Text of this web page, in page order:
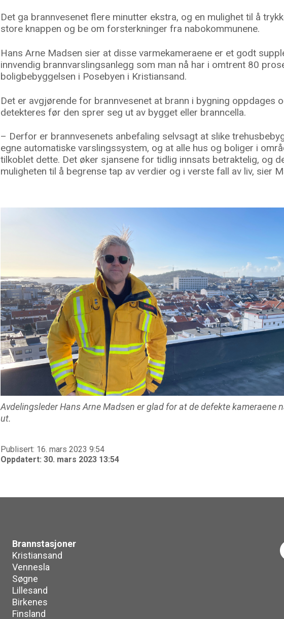
Det ga brannvesenet flere minutter ekstra, og en mulighet til å
store knappen og be om forsterkninger fra nabokommunene.
Hans Arne Madsen sier at disse varmekameraene er et godt
innvendig brannvarslingsanlegg som man nå har i omtrent 80
boligbebyggelsen i Posebyen i Kristiansand.
Det er avgjørende for brannvesenet at brann i bygning oppdages
detekteres før den sprer seg ut av bygget eller branncella.
– Derfor er brannvesenets anbefaling selvsagt at slike
egne automatiske varslingssystem, og at alle hus og boliger i
tilkoblet dette. Det øker sjansene for tidlig innsats betraktelig, og
muligheten til å begrense tap av verdier og i verste fall av liv, sier
Avdelingsleder Hans Arne Madsen er glad for at de defekte kameraene
ut.
Publisert: 16. mars 2023 9:54
Oppdatert: 30. mars 2023 13:54
Brannstasjoner
Kristiansand
Vennesla
Søgne
Lillesand
Birkenes
Finsland